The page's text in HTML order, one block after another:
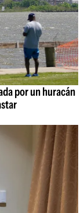
por un huracán